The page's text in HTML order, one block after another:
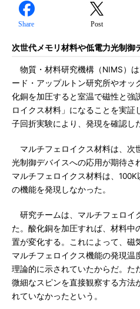
Share Post
次世代メモリ材料や低電力光制御
物質・材料研究機構（NIMS）
ード・アップルトン研究所やオッ
化銅を加圧すると室温で磁性と強
ロイクス材料」になることを実証
子回折実験により、発現を確認し
マルチフェロイクス材料は、次
光制御デバイスへの応用が期待さ
マルチフェロイクス材料は、
の機能を発現しなかった。
研究チームは、マルチフェロイ
た。酸化銅を加圧すれば、材料中
置が変化する。これによって、磁
マルチフェロイクス機能の発現温
理論的に示されていたからだ。た
微細なスピンを直接観察する方法
れていなかったという。